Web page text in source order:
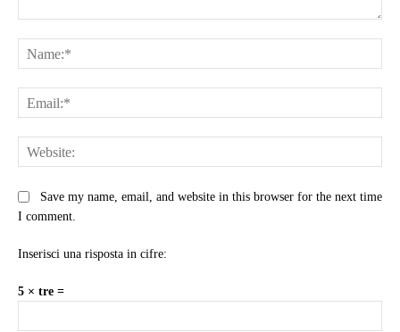
Save my name, email, and website in this browser for the next time
I comment.
Inserisci una risposta in cifre:
5 × tre =